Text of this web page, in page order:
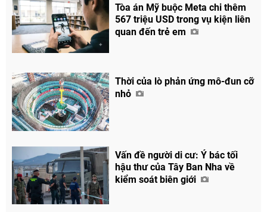
Tòa án Mỹ buộc Meta chi thêm
567 triệu USD trong vụ kiện liên
quan đến trẻ em
Thời của lò phản ứng mô-đun cỡ
nhỏ
Vấn đề người di cư: Ý bác tối
hậu thư của Tây Ban Nha về
kiểm soát biên giới